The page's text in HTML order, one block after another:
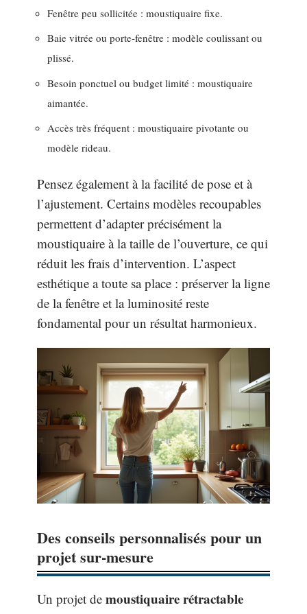
Fenêtre peu sollicitée : moustiquaire fixe.
Baie vitrée ou porte-fenêtre : modèle coulissant ou
plissé.
Besoin ponctuel ou budget limité : moustiquaire
aimantée.
Accès très fréquent : moustiquaire pivotante ou
modèle rideau.
Pensez également à la facilité de pose et à
l’ajustement. Certains modèles recoupables
permettent d’adapter précisément la
moustiquaire à la taille de l’ouverture, ce qui
réduit les frais d’intervention. L’aspect
esthétique a toute sa place : préserver la ligne
de la fenêtre et la luminosité reste
fondamental pour un résultat harmonieux.
Des conseils personnalisés pour un
projet sur-mesure
Un projet de moustiquaire rétractable